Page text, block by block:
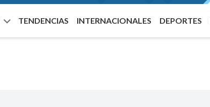
TENDENCIAS INTERNACIONALES DEPORTES